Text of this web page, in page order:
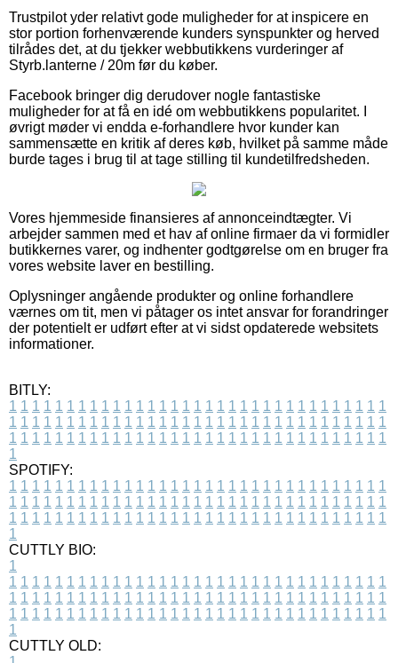
Trustpilot yder relativt gode muligheder for at inspicere en
stor portion forhenværende kunders synspunkter og herved
tilrådes det, at du tjekker webbutikkens vurderinger af
Styrb.lanterne / 20m før du køber.
Facebook bringer dig derudover nogle fantastiske
muligheder for at få en idé om webbutikkens popularitet. I
øvrigt møder vi endda e-forhandlere hvor kunder kan
sammensætte en kritik af deres køb, hvilket på samme måde
burde tages i brug til at tage stilling til kundetilfredsheden.
Vores hjemmeside finansieres af annonceindtægter. Vi
arbejder sammen med et hav af online firmaer da vi formidler
butikkernes varer, og indhenter godtgørelse om en bruger fra
vores website laver en bestilling.
Oplysninger angående produkter og online forhandlere
værnes om tit, men vi påtager os intet ansvar for forandringer
der potentielt er udført efter at vi sidst opdaterede websitets
informationer.
BITLY:
1 1 1 1 1 1 1 1 1 1 1 1 1 1 1 1 1 1 1 1 1 1 1 1 1 1 1 1 1 1 1 1 1
1 1 1 1 1 1 1 1 1 1 1 1 1 1 1 1 1 1 1 1 1 1 1 1 1 1 1 1 1 1 1 1 1
1 1 1 1 1 1 1 1 1 1 1 1 1 1 1 1 1 1 1 1 1 1 1 1 1 1 1 1 1 1 1 1 1
1
SPOTIFY:
1 1 1 1 1 1 1 1 1 1 1 1 1 1 1 1 1 1 1 1 1 1 1 1 1 1 1 1 1 1 1 1 1
1 1 1 1 1 1 1 1 1 1 1 1 1 1 1 1 1 1 1 1 1 1 1 1 1 1 1 1 1 1 1 1 1
1 1 1 1 1 1 1 1 1 1 1 1 1 1 1 1 1 1 1 1 1 1 1 1 1 1 1 1 1 1 1 1 1
1
CUTTLY BIO:
1
1 1 1 1 1 1 1 1 1 1 1 1 1 1 1 1 1 1 1 1 1 1 1 1 1 1 1 1 1 1 1 1 1
1 1 1 1 1 1 1 1 1 1 1 1 1 1 1 1 1 1 1 1 1 1 1 1 1 1 1 1 1 1 1 1 1
1 1 1 1 1 1 1 1 1 1 1 1 1 1 1 1 1 1 1 1 1 1 1 1 1 1 1 1 1 1 1 1 1
1
CUTTLY OLD: